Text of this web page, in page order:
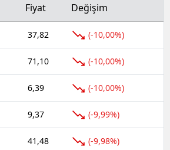
Fiyat Değişim
37,82 (-10,00%)
71,10 (-10,00%)
6,39 (-10,00%)
9,37 (-9,99%)
41,48 (-9,98%)